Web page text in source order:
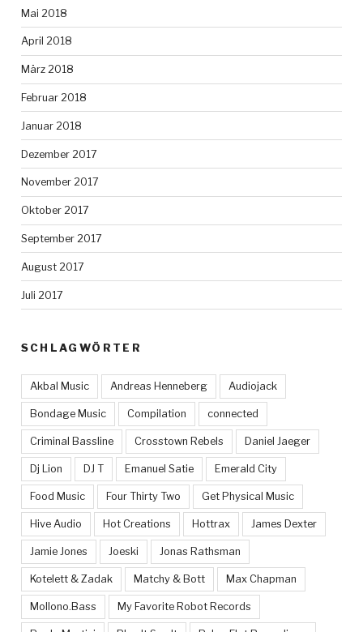
Mai 2018
April 2018
März 2018
Februar 2018
Januar 2018
Dezember 2017
November 2017
Oktober 2017
September 2017
August 2017
Juli 2017
SCHLAGWÖRTER
Akbal Music Andreas Henneberg Audiojack
Bondage Music Compilation connected
Criminal Bassline Crosstown Rebels Daniel Jaeger
Dj Lion DJ T Emanuel Satie Emerald City
Food Music Four Thirty Two Get Physical Music
Hive Audio Hot Creations Hottrax James Dexter
Jamie Jones Joeski Jonas Rathsman
Kotelett & Zadak Matchy & Bott Max Chapman
Mollono.Bass My Favorite Robot Records